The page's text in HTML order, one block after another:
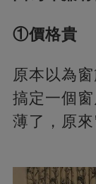
①價格貴
原本以為
搞定一個
薄了，原來